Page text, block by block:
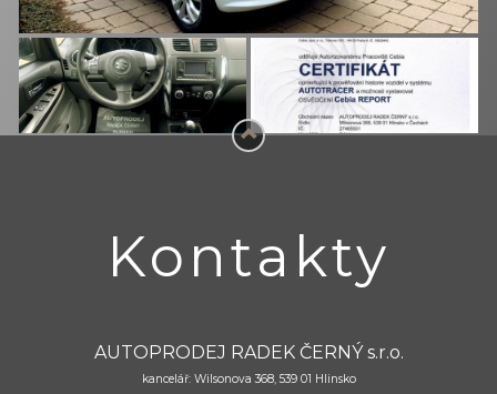
Kontakty
AUTOPRODEJ RADEK ČERNÝ s.r.o.
kancelář: Wilsonova 368, 539 01 Hlinsko